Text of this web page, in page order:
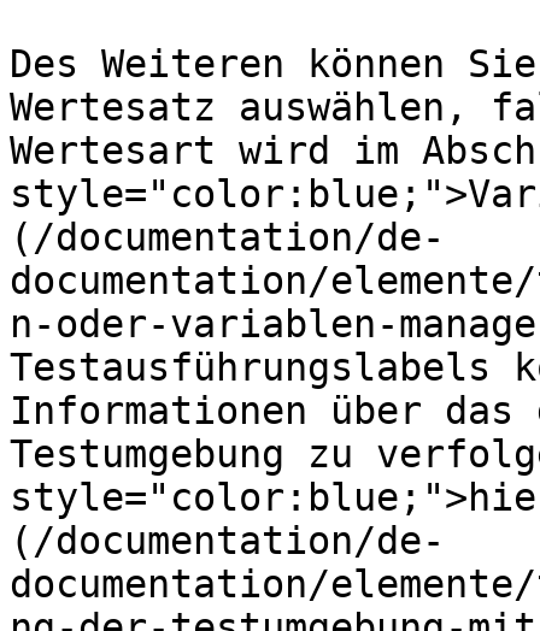
Des Weiteren können
Wertesatz
Wertesart wird im
(/documentation/de-
documentation/
n-oder-variablen-
Testausführungslabels
Informationen über das
Testumgebung zu
(/documentation/de-
documentation/